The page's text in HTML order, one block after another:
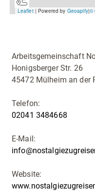
Arbeitsgemeinschaft
Honigsberger Str. 26
45472 Mülheim an der
Telefon:
02041 3484668
E-Mail:
Website: